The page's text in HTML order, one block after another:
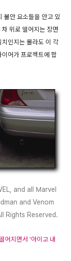
불안 요소들을 안고 있
위로 떨어지는 장면
치인지는 몰라도 이 각
어가 프로젝트에 합
and all Marvel
and Venom
Rights Reserved.
어지면서 '아이고 내